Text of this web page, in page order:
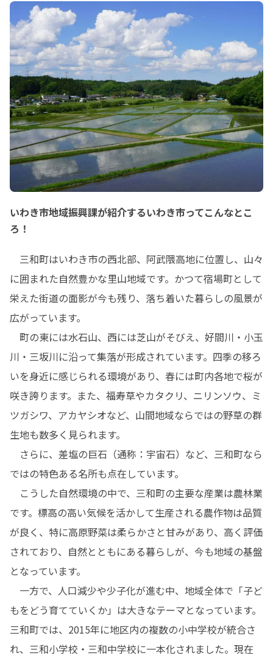
いわき市地域振興課が紹介するいわき市ってこんなとこ
ろ！
三和町はいわき市の西北部、阿武隈高地に位置し、山々
に囲まれた自然豊かな里山地域です。かつて宿場町として
栄えた街道の面影が今も残り、落ち着いた暮らしの風景が
広がっています。
町の東には水石山、西には芝山がそびえ、好間川・小玉
川・三坂川に沿って集落が形成されています。四季の移ろ
いを身近に感じられる環境があり、春には町内各地で桜が
咲き誇ります。また、福寿草やカタクリ、ニリンソウ、ミ
ツガシワ、アカヤシオなど、山間地域ならではの野草の群
生地も数多く見られます。
さらに、差塩の巨石（通称：宇宙石）など、三和町なら
ではの特色ある名所も点在しています。
こうした自然環境の中で、三和町の主要な産業は農林業
です。標高の高い気候を活かして生産される農作物は品質
が良く、特に高原野菜は柔らかさと甘みがあり、高く評価
されており、自然とともにある暮らしが、今も地域の基盤
となっています。
一方で、人口減少や少子化が進む中、地域全体で「子ど
もをどう育てていくか」は大きなテーマとなっています。
三和町では、2015年に地区内の複数の小中学校が統合さ
れ、三和小学校・三和中学校に一本化されました。現在